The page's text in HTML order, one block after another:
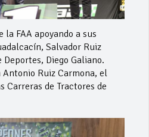
la FAA apoyando a sus
Salvador Ruiz
Deportes, Diego Galiano.
Ruiz Carmona, el
Carreras de Tractores de